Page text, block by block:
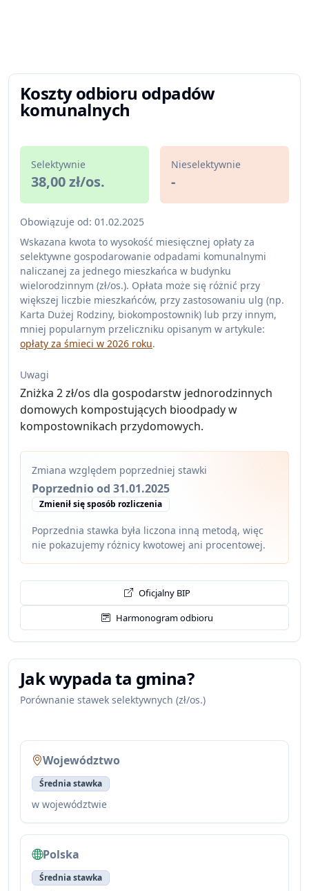
Koszty odbioru odpadów
komunalnych
Selektywnie
38,00 zł/os.
Nieselektywnie
-
Obowiązuje od: 01.02.2025
Wskazana kwota to wysokość miesięcznej opłaty za
selektywne gospodarowanie odpadami komunalnymi
naliczanej za jednego mieszkańca w budynku
wielorodzinnym (zł/os.). Opłata może się różnić przy
większej liczbie mieszkańców, przy zastosowaniu ulg (np.
Karta Dużej Rodziny, biokompostownik) lub przy innym,
mniej popularnym przeliczniku opisanym w artykule:
opłaty za śmieci w 2026 roku.
Uwagi
Zniżka 2 zł/os dla gospodarstw jednorodzinnych
domowych kompostujących bioodpady w
kompostownikach przydomowych.
Zmiana względem poprzedniej stawki
Poprzednio od 31.01.2025
Zmienił się sposób rozliczenia
Poprzednia stawka była liczona inną metodą, więc
nie pokazujemy różnicy kwotowej ani procentowej.
Oficjalny BIP
Harmonogram odbioru
Jak wypada ta gmina?
Porównanie stawek selektywnych (zł/os.)
Województwo
Średnia stawka
w województwie
Polska
Średnia stawka